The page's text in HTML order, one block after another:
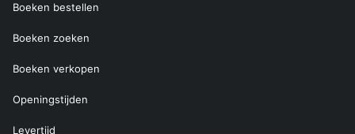
Boeken bestellen
Boeken zoeken
Boeken verkopen
Openingstijden
Levertijd